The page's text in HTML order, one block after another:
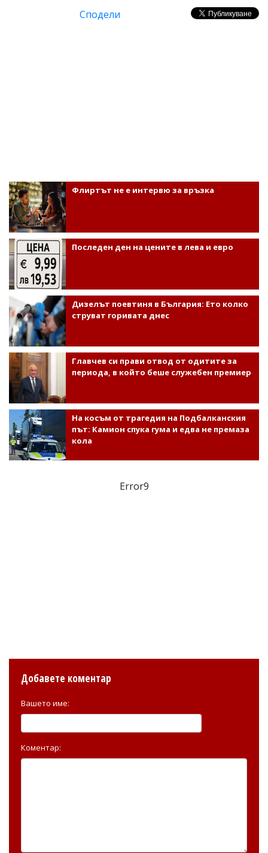
Сподели
Флиртът не е интервю за връзка
Последен ден на цените в лева и евро
Дизелът поевтиня в България: Ето колко
струват горивата днес
Главчев си прави отвод от одитите за
периода, в който беше служебен премиер
На косъм от трагедия на Подбалканския
път: Камион спука гума и едва не премаза
кола
Error9
Добавете коментар
Вашето име:
Коментар: